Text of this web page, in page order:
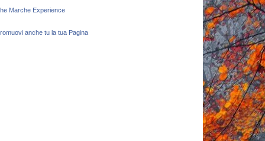
Marche Experience
anche tu la tua Pagina